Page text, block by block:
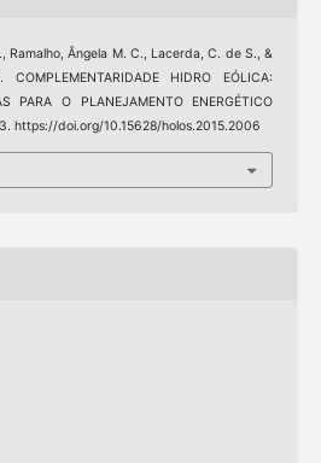
Ramalho, Ângela M. C., Lacerda, C. de S., &
HIDRO EÓLICA:
PARA O PLANEJAMENTO ENERGÉTICO
https://doi.org/10.15628/holos.2015.2006